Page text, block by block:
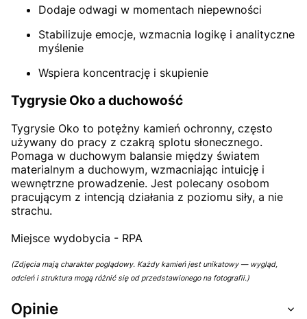
Dodaje odwagi w momentach niepewności
Stabilizuje emocje, wzmacnia logikę i analityczne
myślenie
Wspiera koncentrację i skupienie
Tygrysie Oko a duchowość
Tygrysie Oko to potężny kamień ochronny, często
używany do pracy z czakrą splotu słonecznego.
Pomaga w duchowym balansie między światem
materialnym a duchowym, wzmacniając intuicję i
wewnętrzne prowadzenie. Jest polecany osobom
pracującym z intencją działania z poziomu siły, a nie
strachu.
Miejsce wydobycia - RPA
(Zdjęcia mają charakter poglądowy. Każdy kamień jest unikatowy — wygląd,
odcień i struktura mogą różnić się od przedstawionego na fotografii.)
Opinie